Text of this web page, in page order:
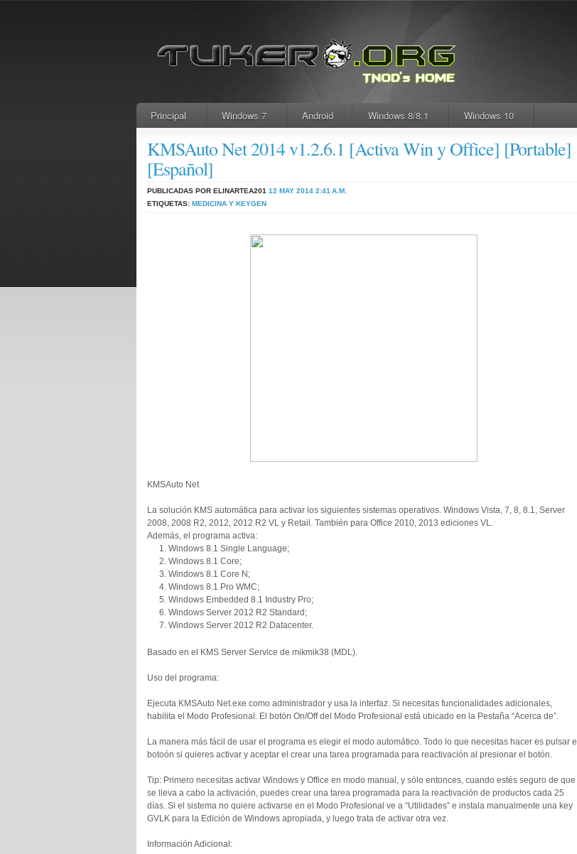
Principal Windows 7 Android Windows 8/8.1 Windows 10
KMSAuto Net 2014 v1.2.6.1 [Activa Win y Office] [Portable]
[Español]
PUBLICADAS POR ELINARTEA201 12 MAY 2014 2:41 A.M.
ETIQUETAS: MEDICINA Y KEYGEN
KMSAuto Net
La solución KMS automática para activar los siguientes sistemas operativos. Windows Vista, 7, 8, 8.1, Server
2008, 2008 R2, 2012, 2012 R2 VL y Retail. También para Office 2010, 2013 ediciones VL.
Además, el programa activa:
Windows 8.1 Single Language;
Windows 8.1 Core;
Windows 8.1 Core N;
Windows 8.1 Pro WMC;
Windows Embedded 8.1 Industry Pro;
Windows Server 2012 R2 Standard;
Windows Server 2012 R2 Datacenter.
Basado en el KMS Server Service de mikmik38 (MDL).
Uso del programa:
Ejecuta KMSAuto Net.exe como administrador y usa la interfaz. Si necesitas funcionalidades adicionales,
habilita el Modo Profesional. El botón On/Off del Modo Profesional está ubicado en la Pestaña “Acerca de”.
La manera más fácil de usar el programa es elegir el modo automático. Todo lo que necesitas hacer es pulsar el
botoón si quieres activar y aceptar el crear una tarea programada para reactivación al presionar el botón.
Tip: Primero necesitas activar Windows y Office en modo manual, y sólo entonces, cuando estés seguro de que
se lleva a cabo la activación, puedes crear una tarea programada para la reactivación de productos cada 25
días. Si el sistema no quiere activarse en el Modo Profesional ve a “Utilidades” e instala manualmente una key
GVLK para la Edición de Windows apropiada, y luego trata de activar otra vez.
Información Adicional: